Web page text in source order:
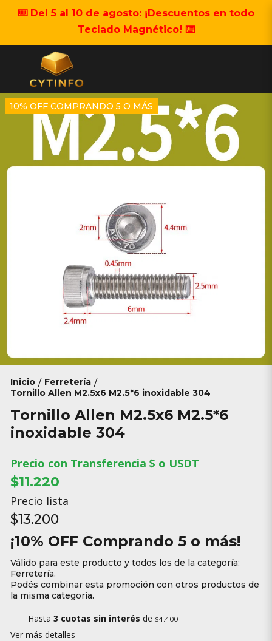
⌨️ Del 5 al 10 de agosto: ¡Descuentos en todo
Teclado Magnético! ⌨️
10% OFF COMPRANDO 5 O MÁS
Inicio / Ferretería /
Tornillo Allen M2.5x6 M2.5*6 inoxidable 304
Tornillo Allen M2.5x6 M2.5*6
inoxidable 304
Precio con Transferencia $ o USDT
$11.220
Precio lista
$13.200
¡10% OFF Comprando 5 o más!
Válido para este producto y todos los de la categoría:
Ferretería.
Podés combinar esta promoción con otros productos de
la misma categoría.
Hasta 3 cuotas sin interés de $4.400
Ver más detalles